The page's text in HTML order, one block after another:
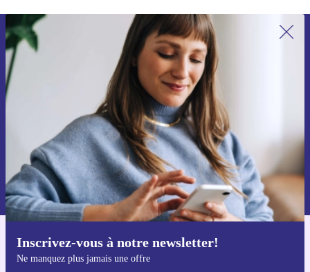
Inscrivez-vous à notre newsletter!
Ne manquez plus jamais une offre
Recevoir offres et infos de refurbed
par mail
Ne manquez plus aucune offre.
S'inscrire
Retrouvez les informations sur l'utilisation des données personnelles
dans notre
politique de confidentialité.
Téléchargez l'application refurbed
Pour iOS et Android